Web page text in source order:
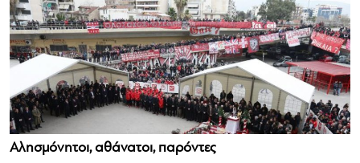
Αλησμόνητοι, αθάνατοι, παρόντες